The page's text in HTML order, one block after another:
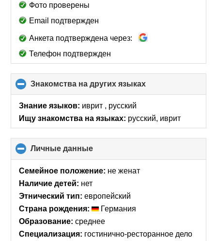
Фото проверены
Email подтвержден
Анкета подтверждена через:
Телефон подтвержден
Знакомства на других языках
to
contents
Знание языков: иврит , русский
Ищу знакомства на языках: русский, иврит
Личные данные
to
collapse
Семейное положение: не женат
Наличие детей: нет
Этнический тип: европейский
Страна рождения:
Германия
Образование: среднее
Специализация: гостинично-ресторанное дело